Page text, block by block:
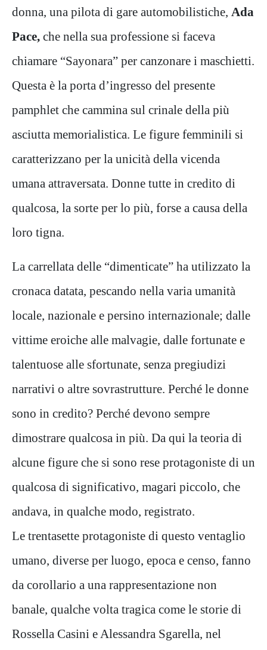
donna, una pilota di gare automobilistiche, Ada
Pace, che nella sua professione si faceva
chiamare “Sayonara” per canzonare i maschietti.
Questa è la porta d’ingresso del presente
pamphlet che cammina sul crinale della più
asciutta memorialistica. Le figure femminili si
caratterizzano per la unicità della vicenda
umana attraversata. Donne tutte in credito di
qualcosa, la sorte per lo più, forse a causa della
loro tigna.
La carrellata delle “dimenticate” ha utilizzato la
cronaca datata, pescando nella varia umanità
locale, nazionale e persino internazionale; dalle
vittime eroiche alle malvagie, dalle fortunate e
talentuose alle sfortunate, senza pregiudizi
narrativi o altre sovrastrutture. Perché le donne
sono in credito? Perché devono sempre
dimostrare qualcosa in più. Da qui la teoria di
alcune figure che si sono rese protagoniste di un
qualcosa di significativo, magari piccolo, che
andava, in qualche modo, registrato.
Le trentasette protagoniste di questo ventaglio
umano, diverse per luogo, epoca e censo, fanno
da corollario a una rappresentazione non
banale, qualche volta tragica come le storie di
Rossella Casini e Alessandra Sgarella, nel